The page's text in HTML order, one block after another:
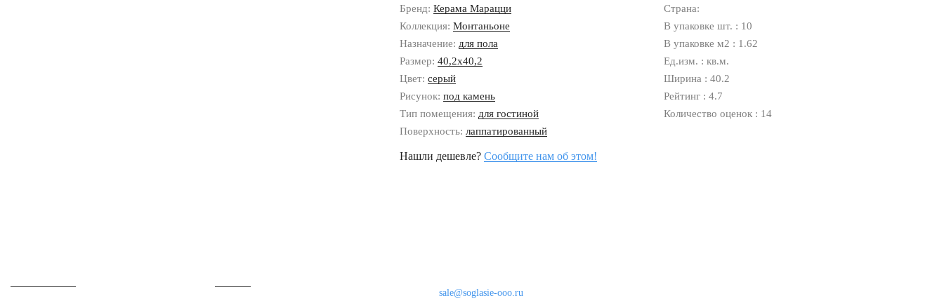
Бренд: Керама Марацци
Коллекция: Монтаньоне
Назначение: для пола
Размер: 40,2x40,2
Цвет: серый
Рисунок: под камень
Тип помещения: для гостиной
Поверхность: лаппатированный
Страна:
В упаковке шт. : 10
В упаковке м2 : 1.62
Ед.изм. : кв.м.
Ширина : 40.2
Рейтинг : 4.7
Количество оценок : 14
Нашли дешевле? Сообщите нам об этом!
sale@soglasie-ooo.ru